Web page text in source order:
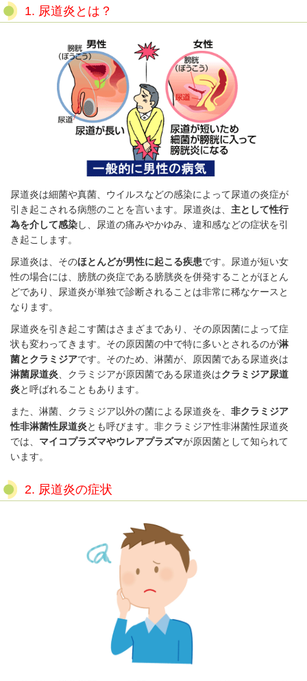
1. 尿道炎とは？
尿道炎は細菌や真菌、ウイルスなどの感染によって尿道の炎症が
引き起こされる病態のことを言います。尿道炎は、 主として性行
為を介して感染し、尿道の痛みやかゆみ、違和感などの症状を引
き起こします。
尿道炎は、そのほとんどが男性に起こる疾患です。尿道が短い女
性の場合には、膀胱の炎症である膀胱炎を併発することがほとん
どであり、尿道炎が単独で診断されることは非常に稀なケースと
なります。
尿道炎を引き起こす菌はさまざまであり、その原因菌によって症
状も変わってきます。その原因菌の中で特に多いとされるのが淋
菌とクラミジアです。そのため、淋菌が、原因菌である尿道炎は
淋菌尿道炎、クラミジアが原因菌である尿道炎はクラミジア尿道
炎と呼ばれることもあります。
また、淋菌、クラミジア以外の菌による尿道炎を、 非クラミジア
性非淋菌性尿道炎とも呼びます。非クラミジア性非淋菌性尿道炎
では、 マイコプラズマやウレアプラズマが原因菌として知られて
います。
2. 尿道炎の症状